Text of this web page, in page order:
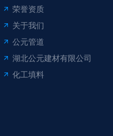
荣誉资质
关于我们
公元管道
湖北公元建材有限公司
化工填料